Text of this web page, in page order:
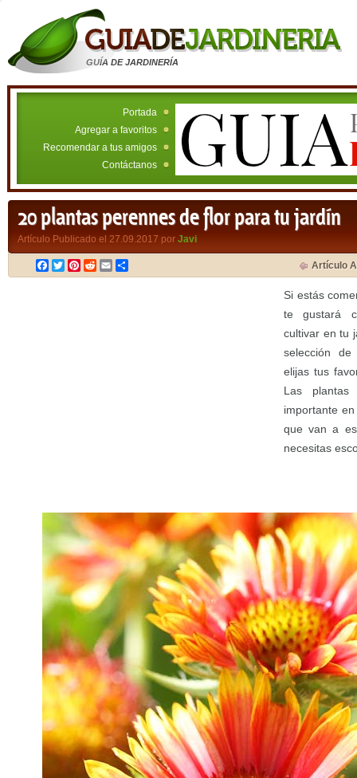
GUÍA DE JARDINERÍA
Portada
Agregar a favoritos
Recomendar a tus amigos
Contáctanos
20 plantas perennes de flor para tu jardín
Artículo Publicado el 27.09.2017 por Javi
Facebook
TwitterPinterest
RedditEmail Artículo
Si estás
te gustará
cultivar en tu
selección
elijas tus
Las plantas
importante
que van a
necesitas